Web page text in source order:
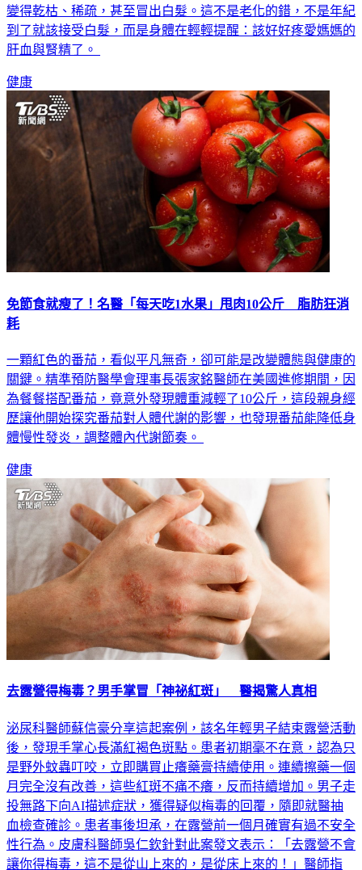
盈。許多媽媽因為忙於家庭、經歷生育與歲月洗禮，頭髮漸漸
變得乾枯、稀疏，甚至冒出白髮。這不是老化的錯，不是年紀
到了就該接受白髮，而是身體在輕輕提醒：該好好疼愛媽媽的
健康
免節食就瘦了！名醫「每天吃1水果」甩肉10公斤 脂肪狂消
一顆紅色的番茄，看似平凡無奇，卻可能是改變體態與健康的
關鍵。精準預防醫學會理事長張家銘醫師在美國進修期間，因
為餐餐搭配番茄，竟意外發現體重減輕了10公斤，這段親身經
歷讓他開始探究番茄對人體代謝的影響，也發現番茄能降低身
健康
泌尿科醫師蘇信豪分享這起案例，該名年輕男子結束露營活動
後，發現手掌心長滿紅褐色斑點。患者初期毫不在意，認為只
是野外蚊蟲叮咬，立即購買止癢藥膏持續使用。連續擦藥一個
月完全沒有改善，這些紅斑不痛不癢，反而持續增加。男子走
投無路下向AI描述症狀，獲得疑似梅毒的回覆，隨即就醫抽
血檢查確診。患者事後坦承，在露營前一個月確實有過不安全
性行為。皮膚科醫師吳仁欽針對此案發文表示：「去露營不會